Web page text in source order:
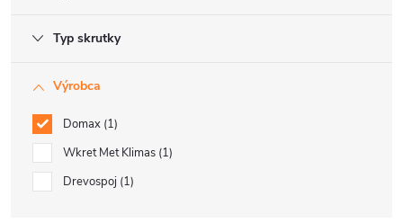
Typ skrutky
Výrobca
Domax 1
Wkret Met Klimas 1
Drevospoj 1